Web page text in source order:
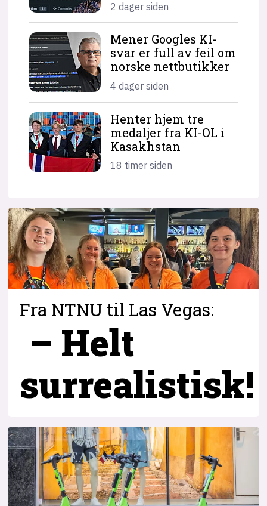
2 dager siden
Mener Googles KI-
svar er full av feil om
norske nettbutikker
4 dager siden
Henter hjem tre
medaljer fra KI-OL i
Kasakhstan
18 timer siden
Fra NTNU til Las Vegas:
– Helt
surrealistisk!